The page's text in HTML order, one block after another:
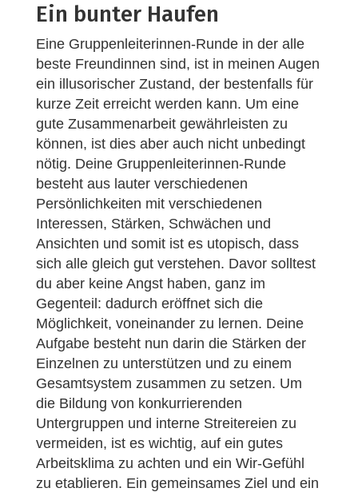
Ein bunter Haufen
Eine Gruppenleiterinnen-Runde in der alle
beste Freundinnen sind, ist in meinen Augen
ein illusorischer Zustand, der bestenfalls für
kurze Zeit erreicht werden kann. Um eine
gute Zusammenarbeit gewährleisten zu
können, ist dies aber auch nicht unbedingt
nötig. Deine Gruppenleiterinnen-Runde
besteht aus lauter verschiedenen
Persönlichkeiten mit verschiedenen
Interessen, Stärken, Schwächen und
Ansichten und somit ist es utopisch, dass
sich alle gleich gut verstehen. Davor solltest
du aber keine Angst haben, ganz im
Gegenteil: dadurch eröffnet sich die
Möglichkeit, voneinander zu lernen. Deine
Aufgabe besteht nun darin die Stärken der
Einzelnen zu unterstützen und zu einem
Gesamtsystem zusammen zu setzen. Um
die Bildung von konkurrierenden
Untergruppen und interne Streitereien zu
vermeiden, ist es wichtig, auf ein gutes
Arbeitsklima zu achten und ein Wir-Gefühl
zu etablieren. Ein gemeinsames Ziel und ein